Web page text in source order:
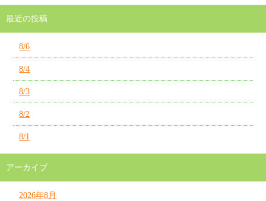
最近の投稿
8/6
8/4
8/3
8/2
8/1
アーカイブ
2026年8月